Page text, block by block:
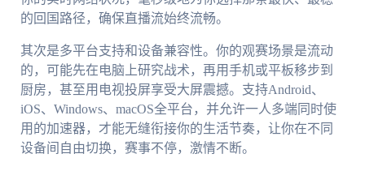
的回国路径，确保直播流始终流畅。
其次是多平台支持和设备兼容性。你的观赛场景是流动
的，可能先在电脑上研究战术，再用手机或平板移步到
厨房，甚至用电视投屏享受大屏震撼。支持Android、
iOS、Windows、macOS全平台，并允许一人多端同时使
用的加速器，才能无缝衔接你的生活节奏，让你在不同
设备间自由切换，赛事不停，激情不断。